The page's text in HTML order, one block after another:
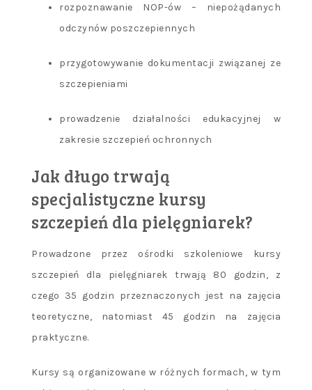
rozpoznawanie NOP-ów – niepożądanych
odczynów poszczepiennych
przygotowywanie dokumentacji związanej ze
szczepieniami
prowadzenie działalności edukacyjnej w
zakresie szczepień ochronnych
Jak długo trwają
specjalistyczne kursy
szczepień dla pielęgniarek?
Prowadzone przez ośrodki szkoleniowe kursy
szczepień dla pielęgniarek trwają 80 godzin, z
czego 35 godzin przeznaczonych jest na zajęcia
teoretyczne, natomiast 45 godzin na zajęcia
praktyczne.
Kursy są organizowane w różnych formach, w tym